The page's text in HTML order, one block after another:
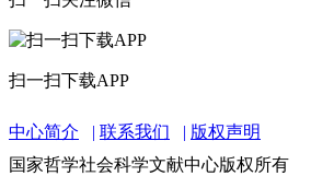
扫一扫下载APP
中心简介 联系我们
版权声明
国家哲学社会科学文献中心版权所有